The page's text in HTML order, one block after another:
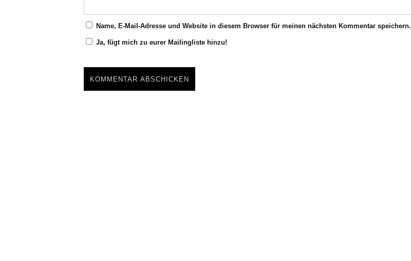
Name, E-Mail-Adresse und Website in diesem Browser für meinen nächsten Kommentar speichern.
Ja, fügt mich zu eurer Mailingliste hinzu!